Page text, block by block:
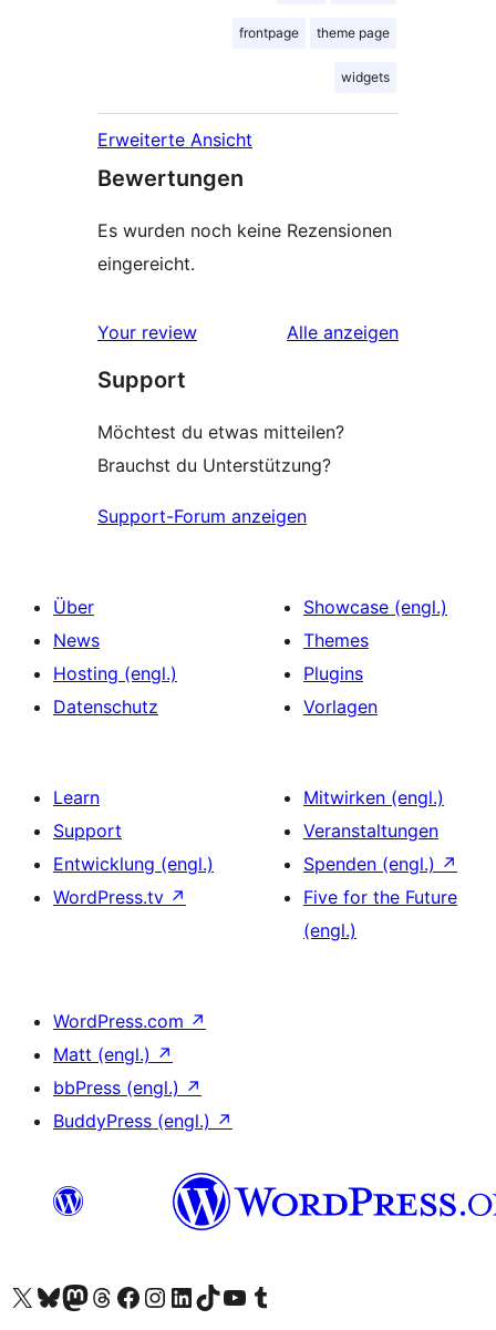
frontpage theme page
widgets
Erweiterte Ansicht
Bewertungen
Es wurden noch keine Rezensionen
eingereicht.
Your review Alle Rezensionen
anzeigen
Support
Möchtest du etwas mitteilen?
Brauchst du Unterstützung?
Support-Forum anzeigen
Über
News
Hosting (engl.)
Datenschutz
Showcase (engl.)
Themes
Plugins
Vorlagen
Learn
Support
Entwicklung (engl.)
WordPress.tv ↗
Mitwirken (engl.)
Veranstaltungen
Spenden (engl.) ↗
Five for the Future
(engl.)
WordPress.com ↗
Matt (engl.) ↗
bbPress (engl.) ↗
BuddyPress (engl.) ↗
Unser X-Konto (früher Twitter) besuchen
Unser Bluesky-Konto besuchen
Unser Mastodon-Konto besuchen
Unser Threads-Konto besuchen
Unsere Facebook-Seite besuchen
Unser Instagram-Konto besuchen
Unser LinkedIn-Konto besuchen
Unser TikTok-Konto besuchen
Unseren YouTube-Kanal besuchen
Unser Tumblr-Konto besuchen